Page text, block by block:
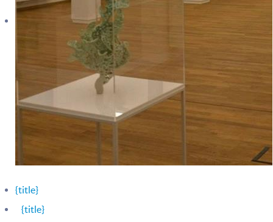
{title}
{title}